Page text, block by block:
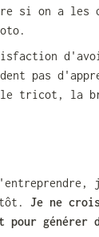
si on a les
pas
le tricot, la
Je ne
pour générer